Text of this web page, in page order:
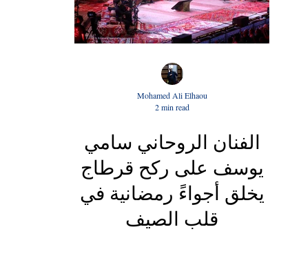
الفنان الروحاني سامي
يوسف على ركح قرطاج
يخلق أجواءً رمضانية في
قلب الصيف
Mohamed Ali Elhaou
2 min read